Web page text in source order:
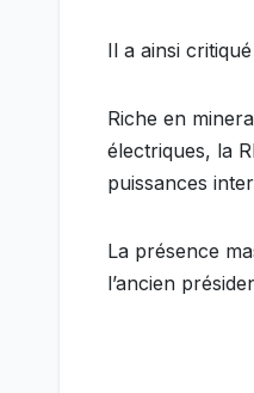
Il a ainsi
Riche en
électriques, la
puissances
La présence
l’ancien